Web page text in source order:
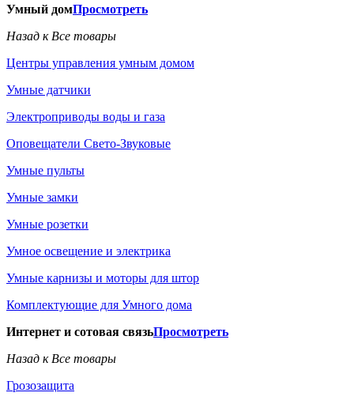
Умный домПросмотреть
Назад к Все товары
Центры управления умным домом
Умные датчики
Электроприводы воды и газа
Оповещатели Свето-Звуковые
Умные пульты
Умные замки
Умные розетки
Умное освещение и электрика
Умные карнизы и моторы для штор
Комплектующие для Умного дома
Интернет и сотовая связьПросмотреть
Назад к Все товары
Грозозащита